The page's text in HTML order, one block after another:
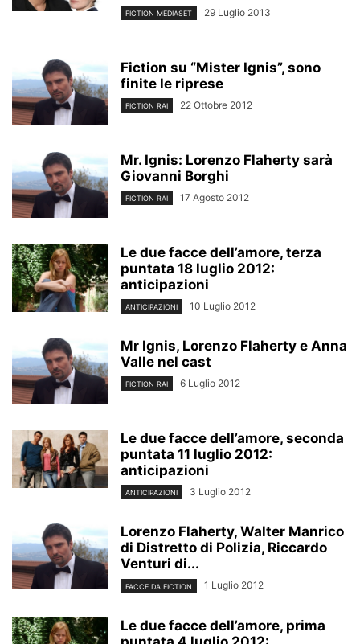
FICTION MEDIASET 29 Luglio 2013
Fiction su “Mister Ignis”, sono
finite le riprese
FICTION RAI 22 Ottobre 2012
Mr. Ignis: Lorenzo Flaherty sarà
Giovanni Borghi
FICTION RAI 17 Agosto 2012
Le due facce dell’amore, terza
puntata 18 luglio 2012:
anticipazioni
ANTICIPAZIONI 10 Luglio 2012
Mr Ignis, Lorenzo Flaherty e Anna
Valle nel cast
FICTION RAI 6 Luglio 2012
Le due facce dell’amore, seconda
puntata 11 luglio 2012:
anticipazioni
ANTICIPAZIONI 3 Luglio 2012
Lorenzo Flaherty, Walter Manrico
di Distretto di Polizia, Riccardo
Venturi di...
FACCE DA FICTION 1 Luglio 2012
Le due facce dell’amore, prima